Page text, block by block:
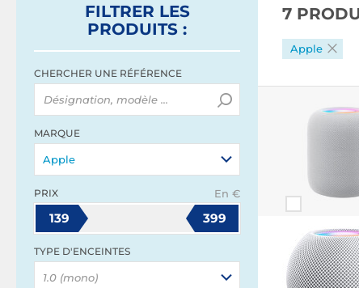
FILTRER LES
PRODUITS :
CHERCHER UNE RÉFÉRENCE
MARQUE
Apple
PRIX En €
139 399
TYPE D'ENCEINTES
1.0 (mono)
7
Apple